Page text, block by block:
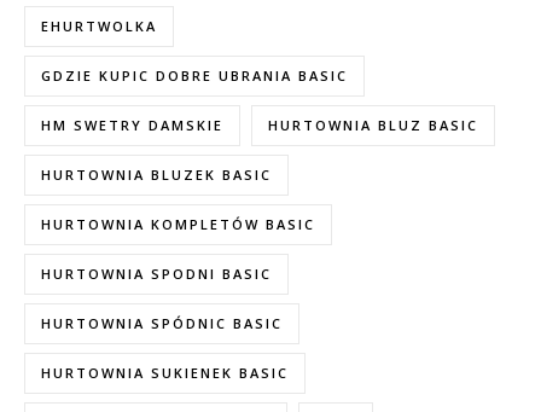
EHURTWOLKA
GDZIE KUPIC DOBRE UBRANIA BASIC
HM SWETRY DAMSKIE HURTOWNIA BLUZ BASIC
HURTOWNIA BLUZEK BASIC
HURTOWNIA KOMPLETÓW BASIC
HURTOWNIA SPODNI BASIC
HURTOWNIA SPÓDNIC BASIC
HURTOWNIA SUKIENEK BASIC